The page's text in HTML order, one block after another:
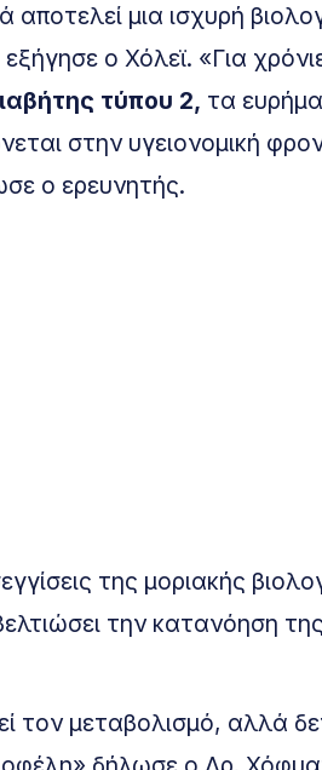
μια ισχυρή
ο Χόλεϊ. «Για
τύπου 2, τα
στην υγειονομική
ο ερευνητής.
της μοριακής
την κατανόηση
τον μεταβολισμό, αλλά